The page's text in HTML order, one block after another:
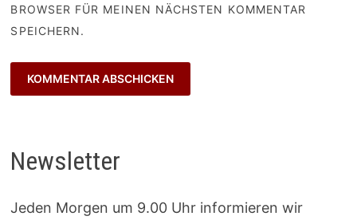
BROWSER FÜR MEINEN NÄCHSTEN KOMMENTAR
SPEICHERN.
Newsletter
Jeden Morgen um 9.00 Uhr informieren wir